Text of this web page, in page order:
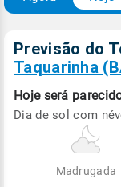
Previsão do
Taquarinha
Hoje será
Dia de sol com
Madrugada